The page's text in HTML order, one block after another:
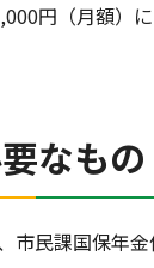
円（月額）
なもの
市民課国保年金